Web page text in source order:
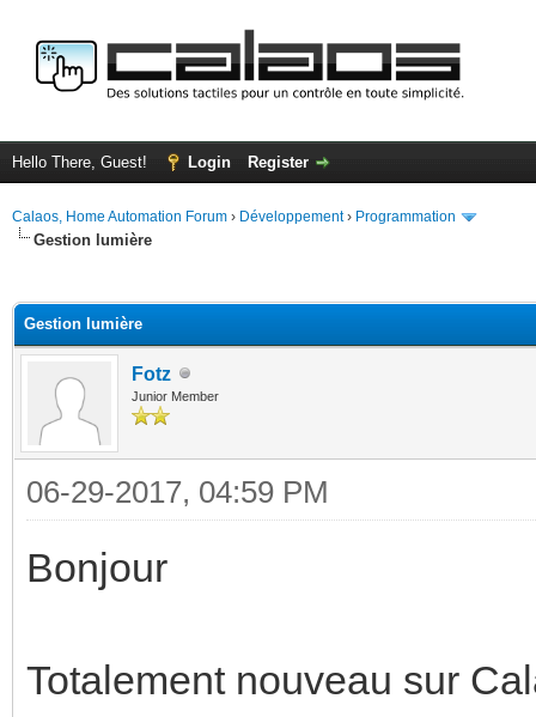
Hello There, Guest! Login Register
Calaos, Home Automation Forum › Développement› Programmation
Gestion lumière
Gestion lumière
Fotz
Junior Member
06-29-2017, 04:59 PM
Bonjour
Totalement nouveau sur